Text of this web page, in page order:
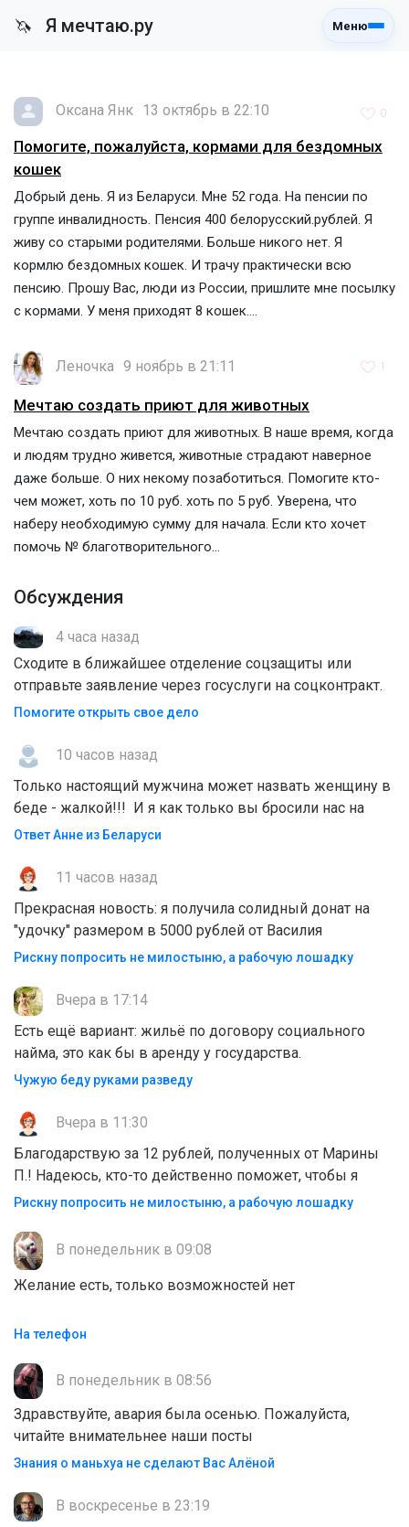
🦄 Я мечтаю.ру Меню
Оксана Янк 13 октябрь в 22:10 0
Помогите, пожалуйста, кормами для бездомных
кошек
Добрый день. Я из Беларуси. Мне 52 года. На пенсии по
группе инвалидность. Пенсия 400 белорусский.рублей. Я
живу со старыми родителями. Больше никого нет. Я
кормлю бездомных кошек. И трачу практически всю
пенсию. Прошу Вас, люди из России, пришлите мне посылку
с кормами. У меня приходят 8 кошек....
Леночка 9 ноябрь в 21:11 1
Мечтаю создать приют для животных
Мечтаю создать приют для животных. В наше время, когда
и людям трудно живется, животные страдают наверное
даже больше. О них некому позаботиться. Помогите кто-
чем может, хоть по 10 руб. хоть по 5 руб. Уверена, что
наберу необходимую сумму для начала. Если кто хочет
помочь № благотворительного...
Обсуждения
4 часа назад
Сходите в ближайшее отделение соцзащиты или
отправьте заявление через госуслуги на соцконтракт.
Помогите открыть свое дело
10 часов назад
Только настоящий мужчина может назвать женщину в
беде - жалкой!!! И я как только вы бросили нас на
Ответ Анне из Беларуси
11 часов назад
Прекрасная новость: я получила солидный донат на
"удочку" размером в 5000 рублей от Василия
Рискну попросить не милостыню, а рабочую лошадку
Вчера в 17:14
Есть ещё вариант: жильё по договору социального
найма, это как бы в аренду у государства.
Чужую беду руками разведу
Вчера в 11:30
Благодарствую за 12 рублей, полученных от Марины
П.! Надеюсь, кто-то действенно поможет, чтобы я
Рискну попросить не милостыню, а рабочую лошадку
В понедельник в 09:08
Желание есть, только возможностей нет
На телефон
В понедельник в 08:56
Здравствуйте, авария была осенью. Пожалуйста,
читайте внимательнее наши посты
Знания о маньхуа не сделают Вас Алëной
В воскресенье в 23:19